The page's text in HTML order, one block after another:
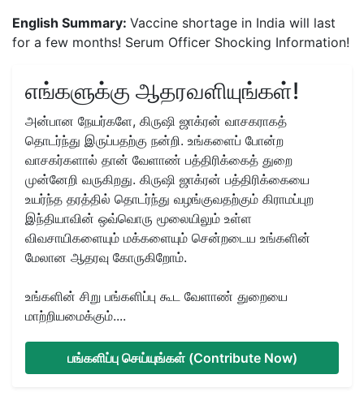
English Summary: Vaccine shortage in India will last
for a few months! Serum Officer Shocking Information!
எங்களுக்கு ஆதரவளியுங்கள்!
அன்பான நேயர்களே, கிருஷி ஜாக்ரன் வாசகராகத்
தொடர்ந்து இருப்பதற்கு நன்றி. உங்களைப் போன்ற
வாசகர்களால் தான் வேளாண் பத்திரிக்கைத் துறை
முன்னேறி வருகிறது. கிருஷி ஜாக்ரன் பத்திரிக்கையை
உயர்ந்த தரத்தில் தொடர்ந்து வழங்குவதற்கும் கிராமப்புற
இந்தியாவின் ஒவ்வொரு மூலையிலும் உள்ள
விவசாயிகளையும் மக்களையும் சென்றடைய உங்களின்
மேலான ஆதரவு கோருகிறோம்.
உங்களின் சிறு பங்களிப்பு கூட வேளாண் துறையை
மாற்றியமைக்கும்....
பங்களிப்பு செய்யுங்கள் (Contribute Now)